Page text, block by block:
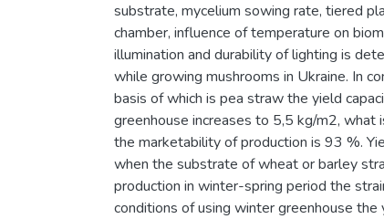
substrate, mycelium sowing rate, tiered
chamber, influence of temperature on
illumination and durability of lighting is
while growing mushrooms in Ukraine. In
basis of which is pea straw the yield
greenhouse increases to 5,5 kg/m2,
the marketability of production is 93 %.
when the substrate of wheat or barley
production in winter-spring period the
conditions of using winter greenhouse